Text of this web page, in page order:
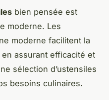
bien pensée est
moderne. Les
moderne facilitent la
assurant efficacité et
sélection d’ustensiles
besoins culinaires.